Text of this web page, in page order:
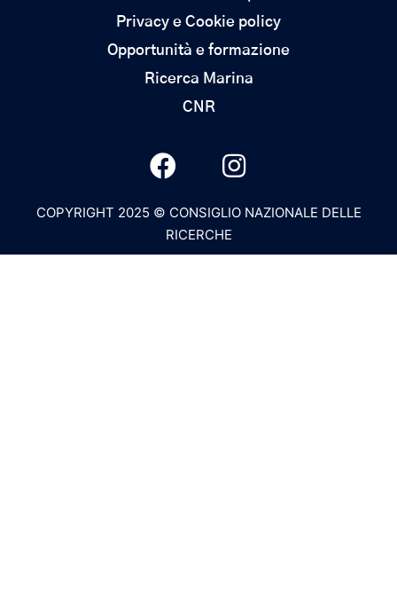
Privacy e Cookie policy
Opportunità e formazione
Ricerca Marina
CNR
COPYRIGHT 2025 © CONSIGLIO NAZIONALE DELLE
RICERCHE